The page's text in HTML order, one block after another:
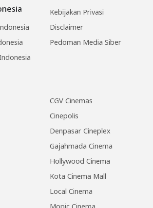
CGV Cinemas
Cinepolis
Denpasar Cineplex
Gajahmada Cinema
Hollywood Cinema
Kota Cinema Mall
Local Cinema
Kebijakan Privasi
Disclaimer
Pedoman Media Siber